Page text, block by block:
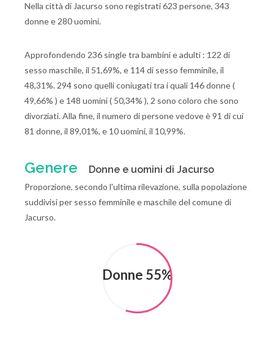
Nella città di Jacurso sono registrati 623 persone, 343
donne e 280 uomini.
Approfondendo 236 single tra bambini e adulti : 122 di
sesso maschile, il 51,69%, e 114 di sesso femminile, il
48,31%. 294 sono quelli coniugati tra i quali 146 donne (
49,66% ) e 148 uomini ( 50,34% ), 2 sono coloro che sono
divorziati. Alla fine, il numero di persone vedove è 91 di cui
81 donne, il 89,01%, e 10 uomini, il 10,99%.
Genere Donne e uomini di Jacurso
Proporzione, secondo l'ultima rilevazione, sulla popolazione
suddivisi per sesso femminile e maschile del comune di
Jacurso.
Donne 55%